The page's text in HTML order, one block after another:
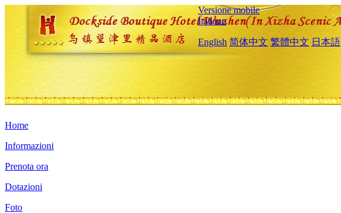
Versione mobile
Italiano
English 简体中文 繁體中文 日本語
Home
Informazioni
Prenota ora
Dotazioni
Foto